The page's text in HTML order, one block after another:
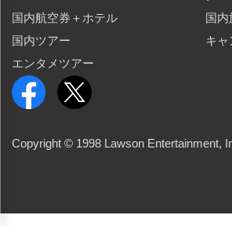
国内航空券＋ホテル
国内ツアー
エンタメツアー
国内
キャ
Copyright © 1998 Lawson Entertainment,